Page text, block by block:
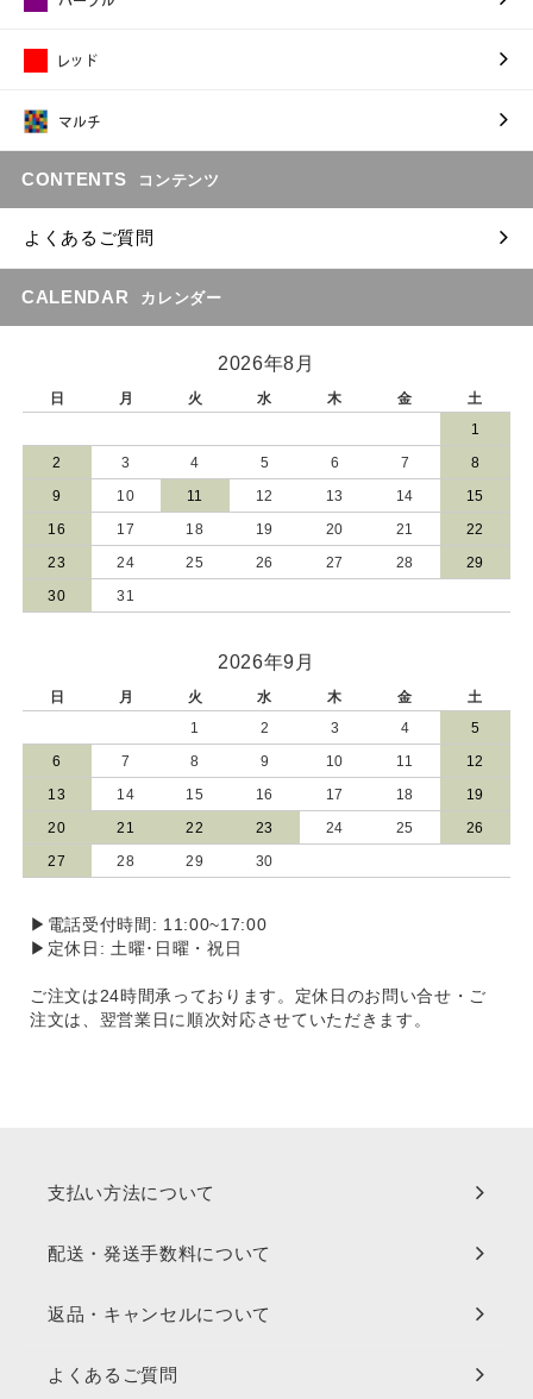
CONTENTS コンテンツ
よくあるご質問
CALENDAR カレンダー
2026年8月
日 月 火 水 木 金
土
1
2 3 4 5 6 7 8
9 10 11 12 13 14 15
16 17 18 19 20 21 22
23 24 25 26 27 28 29
30 31
2026年9月
日 月 火 水 木 金
土
1
2 3 4 5
6 7 8 9 10 11 12
13 14 15 16 17 18 19
20 21 22 23 24 25 26
27 28 29 30
▶電話受付時間: 11:00~17:00
▶定休日: 土曜･日曜・祝日
ご注文は24時間承っております。定休日のお問い合せ・ご
注文は、翌営業日に順次対応させていただきます。
支払い方法について
配送・発送手数料について
返品・キャンセルについて
よくあるご質問